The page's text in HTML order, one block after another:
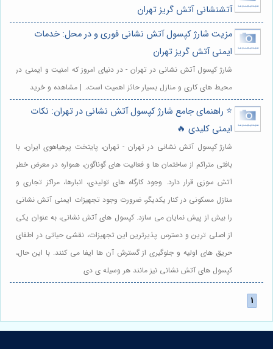
آتشنشانی آتش گریز تهران
مزیت شارژ کپسول آتش نشانی فوری و در محل: خدمات
ایمنی آتش گریز تهران
شارژ کپسول آتش نشانی در تهران - در دنیای امروز که امنیت و ایمنی در
محیط های کاری و منازل بسیار حائز اهمیت است،. | مشاهده و خرید
⭐️ راهنمای جامع شارژ کپسول آتش نشانی در تهران: نکات
ایمنی کلیدی 🔥
شارژ کپسول آتش نشانی در تهران - تهران، پایتخت پرهیاهوی ایران، با
بافتی متراکم از ساختمان ها و فعالیت های گوناگون، همواره در معرض خطر
آتش سوزی قرار دارد. وجود کارگاه های تولیدی، انبارها، مراکز تجاری و
منازل مسکونی در کنار یکدیگر، ضرورت وجود تجهیزات ایمنی آتش نشانی
را بیش از پیش نمایان می سازد. کپسول های آتش نشانی، به عنوان یکی
از اصلی ترین و دسترس پذیرترین این تجهیزات، نقشی حیاتی در اطفای
حریق های اولیه و جلوگیری از گسترش آن ها ایفا می کنند. با این حال،
کپسول های آتش نشانی نیز مانند هر وسیله ی دی